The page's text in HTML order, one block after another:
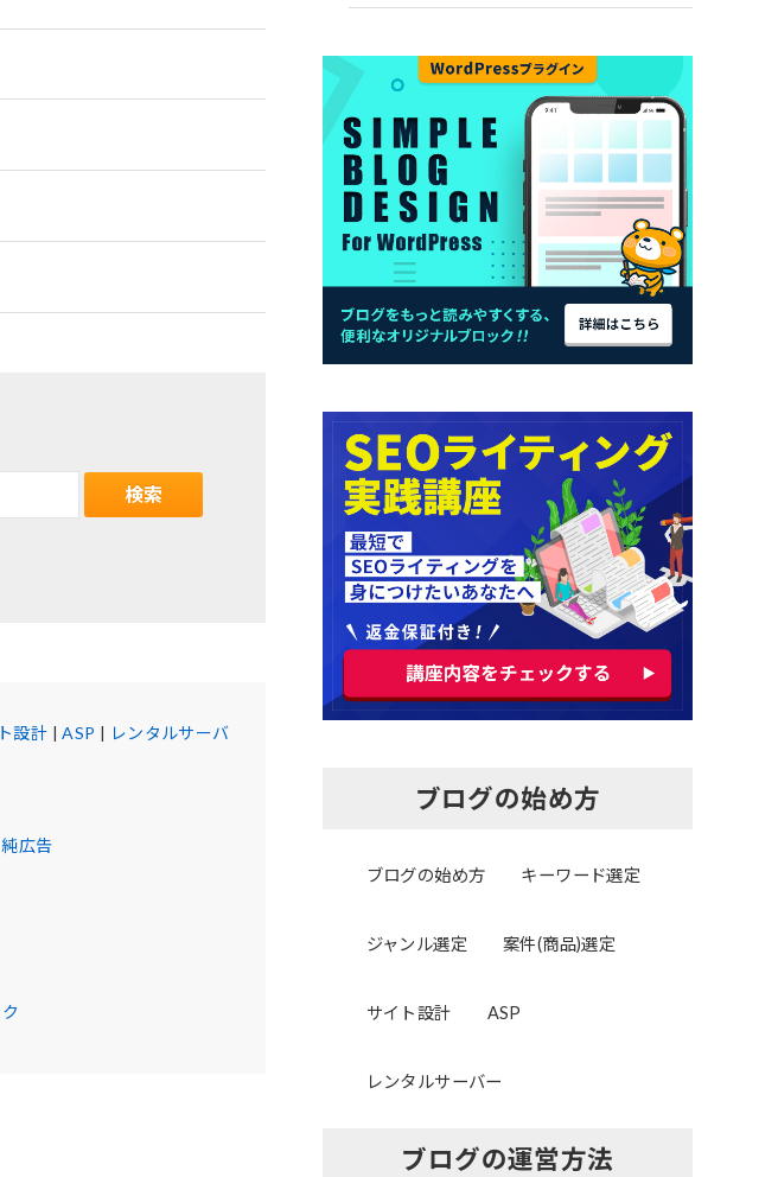
設計 |ASP | レンタルサーバ
純広告
ブログの始め方
ブログの始め方 キーワード選定
ジャンル選定 案件(商品)選定
サイト設計 ASP
レンタルサーバー
ブログの運営方法